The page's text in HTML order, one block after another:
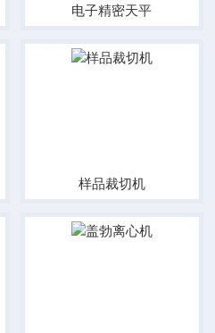
电子精密天平
样品裁切机